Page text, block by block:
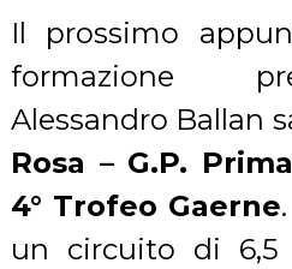
Il prossimo
formazione
Alessandro Ballan
Rosa – G.P.
4° Trofeo Gaerne
un circuito di